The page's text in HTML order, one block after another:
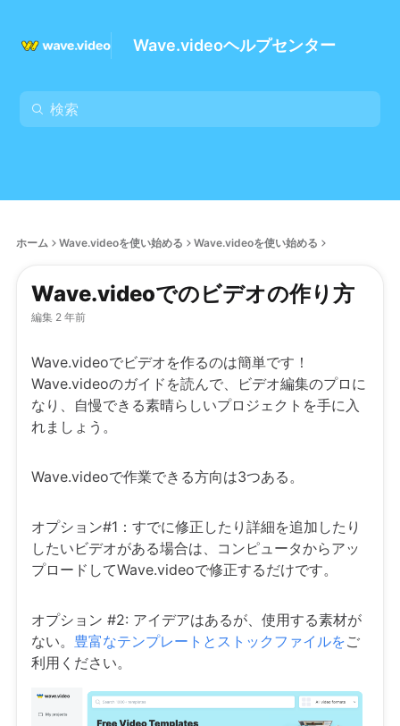
Wave.videoヘルプセンター
ホーム Wave.videoを使い始める Wave.videoを使い始める
Wave.videoでのビデオの作り方
編集 2 年前
Wave.videoでビデオを作るのは簡単です！
Wave.videoのガイドを読んで、ビデオ編集のプロに
なり、自慢できる素晴らしいプロジェクトを手に入
れましょう。
Wave.videoで作業できる方向は3つある。
オプション#1：すでに修正したり詳細を追加したり
したいビデオがある場合は、コンピュータからアッ
プロードしてWave.videoで修正するだけです。
オプション #2: アイデアはあるが、使用する素材が
ない。 豊富なテンプレートとストックファイルをご
利用ください。